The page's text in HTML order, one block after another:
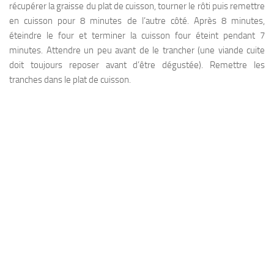
récupérer la graisse du plat de cuisson, tourner le rôti puis remettre
en cuisson pour 8 minutes de l’autre côté. Après 8 minutes,
éteindre le four et terminer la cuisson four éteint pendant 7
minutes. Attendre un peu avant de le trancher (une viande cuite
doit toujours reposer avant d’être dégustée). Remettre les
tranches dans le plat de cuisson.